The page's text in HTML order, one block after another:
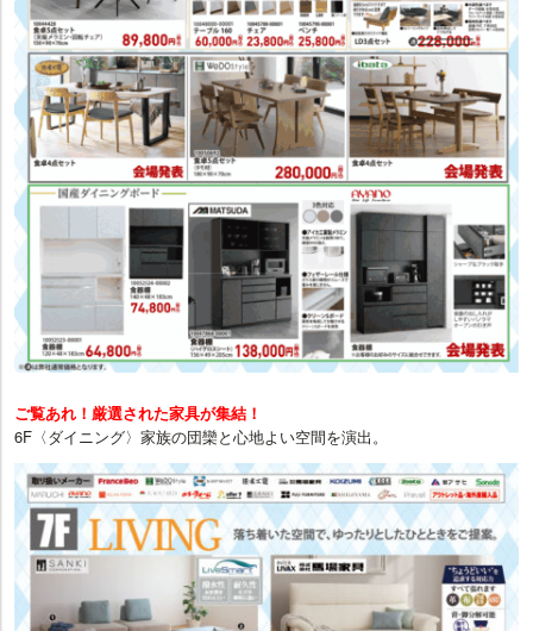
ご覧あれ！厳選された家具が集結！
6F〈ダイニング〉家族の団欒と心地よい空間を演出。